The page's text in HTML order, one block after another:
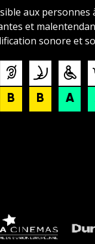
aux
et
sonore et